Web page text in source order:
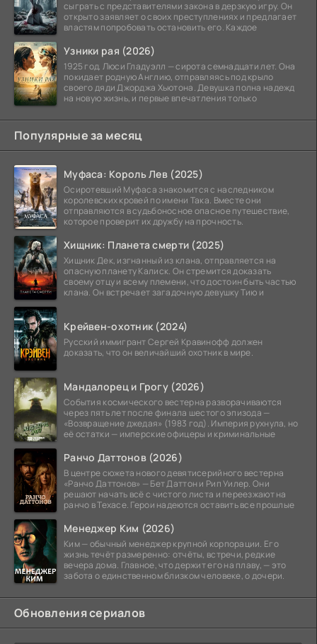
сыграть с представителями закона в дерзкую игру. Он
открыто заявляет о своих преступлениях и предлагает
властям попробовать остановить его. Каждое
Узники рая (2026)
1925 год. Люси Гладуэлл — сирота семнадцати лет. Она
покидает родную Англию, отправляясь под крыло
своего дяди Джорджа Хьютона. Девушка полна надежд
на новую жизнь, и первые впечатления только
Популярные за месяц
Муфаса: Король Лев (2025)
Осиротевший Муфаса знакомится с наследником
королевских кровей по имени Така. Вместе они
отправляются в судьбоносное опасное путешествие,
которое проверит их дружбу на прочность.
Хищник: Планета смерти (2025)
Хищник Дек, изгнанный из клана, отправляется на
опасную планету Калиск. Он стремится доказать
своему отцу и всему племени, что достоин быть частью
клана. Он встречает загадочную девушку Тию и
Крейвен-охотник (2024)
Русский иммигрант Сергей Кравинофф должен
доказать, что он величайший охотник в мире.
Мандалорец и Грогу (2026)
События космического вестерна разворачиваются
через пять лет после финала шестого эпизода —
«Возвращение джедая» (1983 год). Империя рухнула, но
её остатки — имперские офицеры и криминальные
Ранчо Даттонов (2026)
В центре сюжета нового девятисерийного вестерна
«Ранчо Даттонов» — Бет Даттон и Рип Уилер. Они
решают начать всё с чистого листа и переезжают на
ранчо в Техасе. Герои надеются оставить все прошлые
Менеджер Ким (2026)
Ким — обычный менеджер крупной корпорации. Его
жизнь течёт размеренно: отчёты, встречи, редкие
вечера дома. Главное, что держит его на плаву, — это
забота о единственном близком человеке, о дочери.
Обновления сериалов